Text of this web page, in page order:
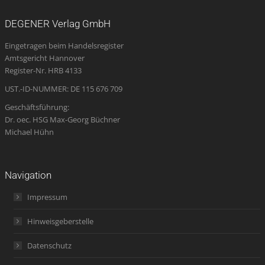
in
new
window
in
new
window
in
new
window
opens
in
new
window
in
new
DEGENER Verlag GmbH
Eingetragen beim Handelsregister
Amtsgericht Hannover
Register-Nr. HRB 4133
UST.-ID-NUMMER: DE 115 676 709
Geschäftsführung:
Dr. oec. HSG Max-Georg Büchner
Michael Hühn
Navigation
Impressum
Hinweisgeberstelle
Datenschutz